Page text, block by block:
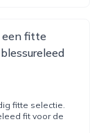
een fitte
fitte selectie.
fit voor de